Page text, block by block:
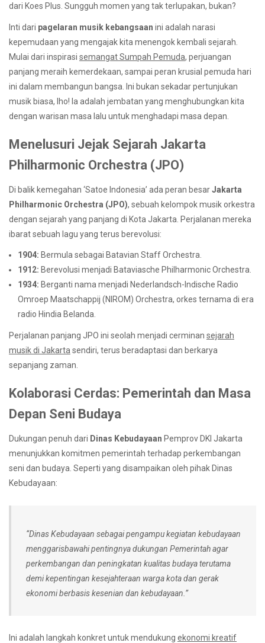
dari Koes Plus. Sungguh momen yang tak terlupakan, bukan?
Inti dari pagelaran musik kebangsaan ini adalah narasi
kepemudaan yang mengajak kita menengok kembali sejarah.
Mulai dari inspirasi semangat Sumpah Pemuda, perjuangan
panjang meraih kemerdekaan, sampai peran krusial pemuda hari
ini dalam membangun bangsa. Ini bukan sekadar pertunjukan
musik biasa, lho! Ia adalah jembatan yang menghubungkan kita
dengan warisan masa lalu untuk menghadapi masa depan.
Menelusuri Jejak Sejarah Jakarta
Philharmonic Orchestra (JPO)
Di balik kemegahan ‘Satoe Indonesia’ ada peran besarJakarta
Philharmonic Orchestra (JPO), sebuah kelompok musik orkestra
dengan sejarah yang panjang di Kota Jakarta. Perjalanan mereka
ibarat sebuah lagu yang terus berevolusi:
1904: Bermula sebagai Batavian Staff Orchestra.
1912: Berevolusi menjadi Bataviasche Philharmonic Orchestra.
1934: Berganti nama menjadi Nederlandsch-Indische Radio
Omroep Maatschappij (NIROM) Orchestra, orkes ternama di era
radio Hindia Belanda.
Perjalanan panjang JPO ini seolah menjadi cerminan sejarah
musik di Jakarta sendiri, terus beradaptasi dan berkarya
sepanjang zaman.
Kolaborasi Cerdas: Pemerintah dan Masa
Depan Seni Budaya
Dukungan penuh dari Dinas Kebudayaan Pemprov DKI Jakarta
menunjukkan komitmen pemerintah terhadap perkembangan
seni dan budaya. Seperti yang disampaikan oleh pihak Dinas
Kebudayaan:
“Dinas Kebudayaan sebagai pengampu kegiatan kebudayaan
menggarisbawahi pentingnya dukungan Pemerintah agar
perkembangan dan peningkatan kualitas budaya terutama
demi kepentingan kesejahteraan warga kota dan gerak
ekonomi berbasis kesenian dan kebudayaan.”
Ini adalah langkah konkret untuk mendukung ekonomi kreatif